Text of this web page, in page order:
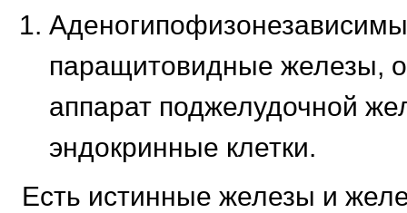
паращитовидные железы,
аппарат поджелудочной
эндокринные клетки.
Есть истинные железы и